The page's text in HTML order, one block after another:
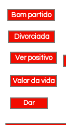
Bom partido
Divorciada
Ver positivo
Valor da vida
Dar